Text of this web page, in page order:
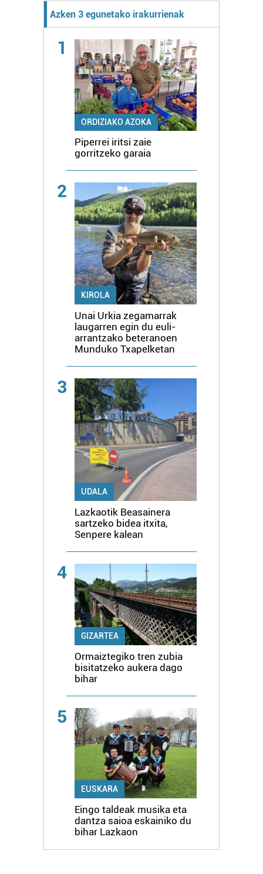
Azken 3 egunetako irakurrienak
1
ORDIZIAKO AZOKA
Piperrei iritsi zaie
gorritzeko garaia
2
KIROLA
Unai Urkia zegamarrak
laugarren egin du euli-
arrantzako beteranoen
Munduko Txapelketan
3
UDALA
Lazkaotik Beasainera
sartzeko bidea itxita,
Senpere kalean
4
GIZARTEA
Ormaiztegiko tren zubia
bisitatzeko aukera dago
bihar
5
EUSKARA
Eingo taldeak musika eta
dantza saioa eskainiko du
bihar Lazkaon